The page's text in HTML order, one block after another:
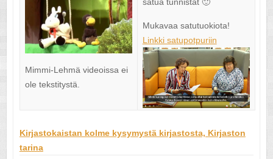
Mimmi-Lehmä videoissa ei
ole tekstitystä.
Mukavaa satutuokiota!
Linkki satupotpuriin
Kirjastokaistan kolme kysymystä kirjastosta, Kirjaston
tarina